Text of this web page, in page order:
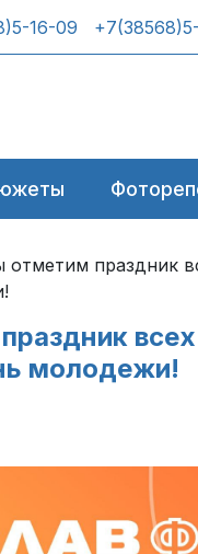
16-09
праздник
молодежи!